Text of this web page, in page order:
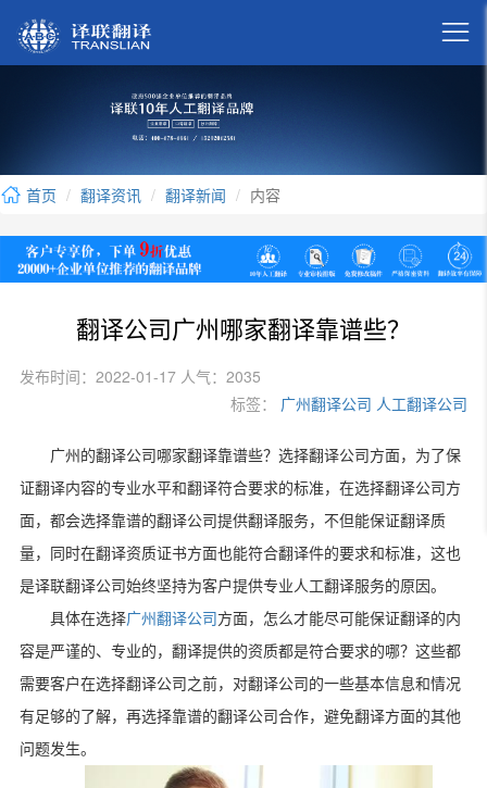

首页 翻译资讯 翻译新闻 内容
翻译公司广州哪家翻译靠谱些？
发布时间：2022-01-17 人气：2035
标签：
广州翻译公司 人工翻译公司
广州的翻译公司哪家翻译靠谱些？选择翻译公司方面，为了保
证翻译内容的专业水平和翻译符合要求的标准，在选择翻译公司方
面，都会选择靠谱的翻译公司提供翻译服务，不但能保证翻译质
量，同时在翻译资质证书方面也能符合翻译件的要求和标准，这也
是译联翻译公司始终坚持为客户提供专业人工翻译服务的原因。
具体在选择广州翻译公司 方面，怎么才能尽可能保证翻译的内
容是严谨的、专业的，翻译提供的资质都是符合要求的哪？这些都
需要客户在选择翻译公司之前，对翻译公司的一些基本信息和情况
有足够的了解，再选择靠谱的翻译公司合作，避免翻译方面的其他
问题发生。